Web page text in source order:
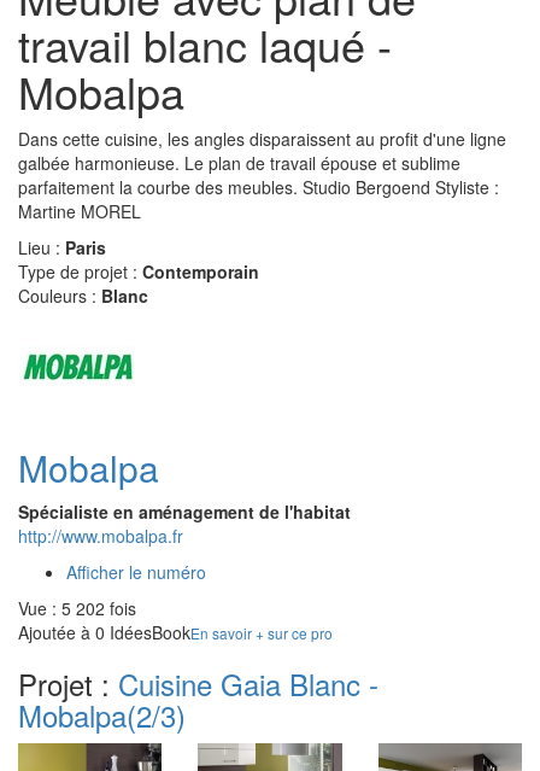
travail blanc laqué -
Mobalpa
Dans cette cuisine, les angles disparaissent au profit d'une ligne
galbée harmonieuse. Le plan de travail épouse et sublime
parfaitement la courbe des meubles. Studio Bergoend Styliste :
Martine MOREL
Lieu : Paris
Type de projet : Contemporain
Couleurs : Blanc
Mobalpa
Spécialiste en aménagement de l'habitat
http://www.mobalpa.fr
Afficher le numéro
Vue : 5 202 fois
Ajoutée à 0 IdéesBookEn savoir + sur ce pro
Projet : Cuisine Gaia Blanc -
Mobalpa(2/3)